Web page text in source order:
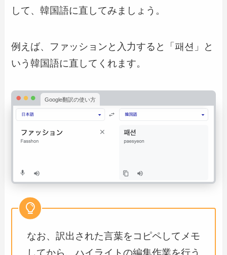
して、韓国語に直してみましょう。
例えば、ファッションと入力すると「패션」と
いう韓国語に直してくれます。
Google翻訳の使い方
なお、訳出された言葉をコピペしてメモ
してから、ハイライトの編集作業を行う